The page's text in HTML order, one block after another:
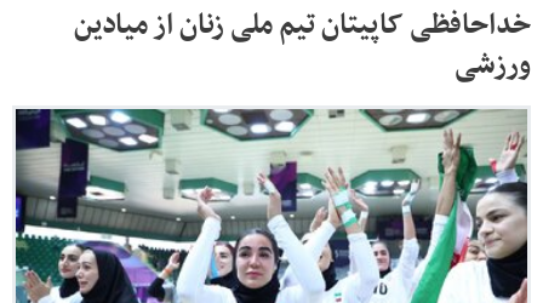
خداحافظی کاپیتان تیم ملی زنان از میادین
ورزشی